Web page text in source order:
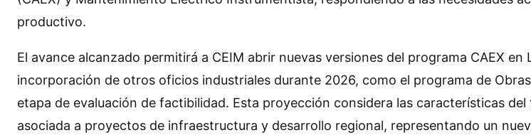
productivo.
El avance alcanzado permitirá a CEIM abrir nuevas versiones del programa CAEX en
incorporación de otros oficios industriales durante 2026, como el programa de
etapa de evaluación de factibilidad. Esta proyección considera las características
asociada a proyectos de infraestructura y desarrollo regional, representando un